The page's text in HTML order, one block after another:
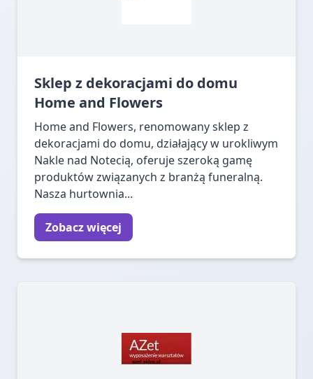
Sklep z dekoracjami do domu
Home and Flowers
Home and Flowers, renomowany sklep z
dekoracjami do domu, działający w urokliwym
Nakle nad Notecią, oferuje szeroką gamę
produktów związanych z branżą funeralną.
Nasza hurtownia...
Zobacz więcej